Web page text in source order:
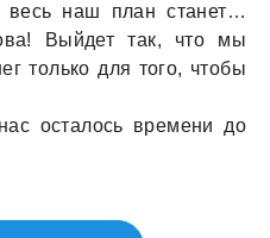
нaш плaн стaнет…
Выйдет тaк, что мы
только для того, чтобы
остaлось времени до